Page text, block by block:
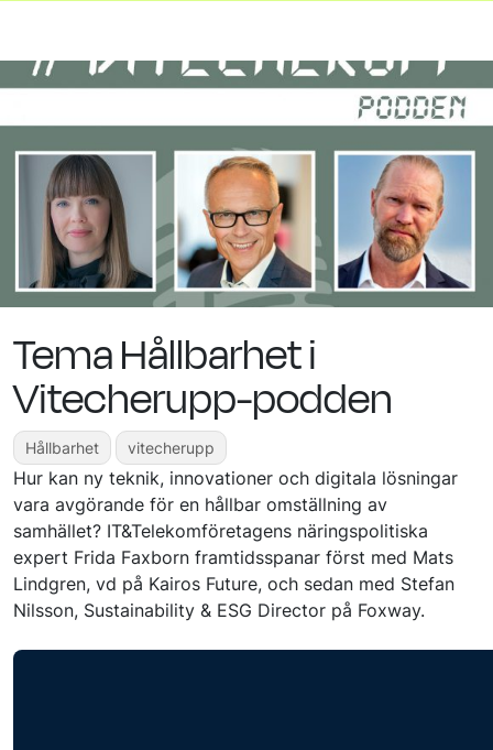
Tema Hållbarhet i
Vitecherupp-podden
Hållbarhet vitecherupp
Hur kan ny teknik, innovationer och digitala lösningar
vara avgörande för en hållbar omställning av
samhället? IT&Telekomföretagens näringspolitiska
expert Frida Faxborn framtidsspanar först med Mats
Lindgren, vd på Kairos Future, och sedan med Stefan
Nilsson, Sustainability & ESG Director på Foxway.